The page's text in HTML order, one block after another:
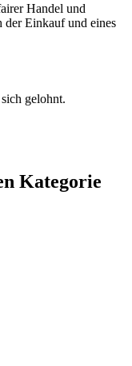
Handel und
Einkauf und eines
gelohnt.
Kategorie